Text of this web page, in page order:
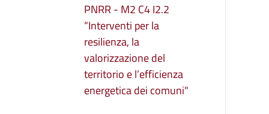
PNRR - M2 C4 I2.2
“Interventi per la
resilienza, la
valorizzazione del
territorio e l’efficienza
energetica dei comuni"